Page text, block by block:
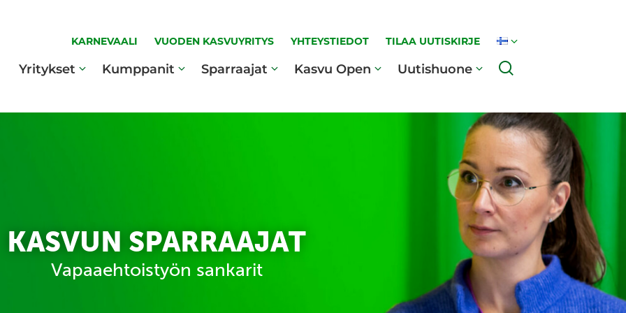
KARNEVAALI VUODEN KASVUYRITYS YHTEYSTIEDOT TILAA UUTISKIRJE
Yritykset Kumppanit Sparraajat Kasvu Open Uutishuone
KASVUN SPARRAAJAT
Vapaaehtoistyön sankarit